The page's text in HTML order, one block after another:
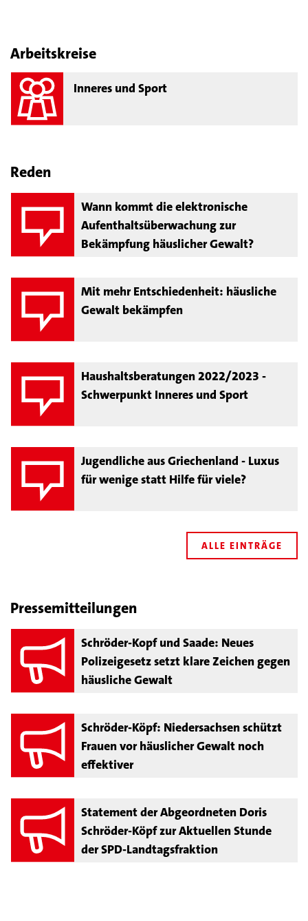
Arbeitskreise
Inneres und Sport
Reden
Wann kommt die elektronische
Aufenthaltsüberwachung zur
Bekämpfung häuslicher Gewalt?
Mit mehr Entschiedenheit: häusliche
Gewalt bekämpfen
Haushaltsberatungen 2022/2023 -
Schwerpunkt Inneres und Sport
Jugendliche aus Griechenland - Luxus
für wenige statt Hilfe für viele?
ALLE EINTRÄGE
Pressemitteilungen
Schröder-Kopf und Saade: Neues
Polizeigesetz setzt klare Zeichen gegen
häusliche Gewalt
Schröder-Köpf: Niedersachsen schützt
Frauen vor häuslicher Gewalt noch
effektiver
Statement der Abgeordneten Doris
Schröder-Köpf zur Aktuellen Stunde
der SPD-Landtagsfraktion